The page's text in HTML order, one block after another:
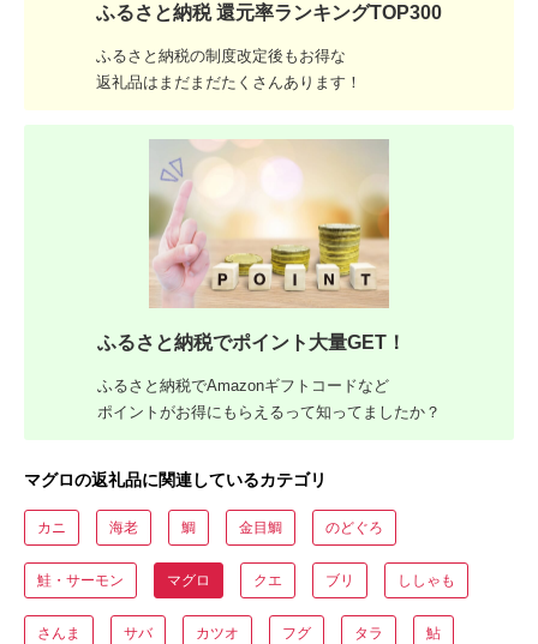
ふるさと納税 還元率ランキングTOP300
ふるさと納税の制度改定後もお得な
返礼品はまだまだたくさんあります！
ふるさと納税でポイント大量GET！
ふるさと納税でAmazonギフトコードなど
ポイントがお得にもらえるって知ってましたか？
マグロの返礼品に関連しているカテゴリ
カニ 海老 鯛 金目鯛 のどぐろ
鮭・サーモン マグロ クエ ブリ ししゃも
さんま サバ カツオ フグ タラ 鮎